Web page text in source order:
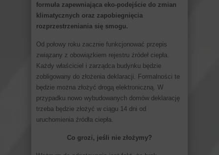
formuła zapewniająca eko-podejście do zmian
klimatycznych oraz zapobiegnięcia
rozprzestrzeniania się smogu.
Od połowy roku zacznie funkcjonować przepis
związany z obowiązkiem rejestru źródeł ciepła.
Każdy właściciel i zarządca budynku będzie
zobligowany do złożenia deklaracji. Formalności te
będzie można złożyć drogą elektroniczną. W
przypadku nowo wybudowanych domów deklarację
trzeba będzie złożyć w ciągu 14 dni od
uruchomienia źródła ciepła.
Co grozi, jeśli nie złożymy?